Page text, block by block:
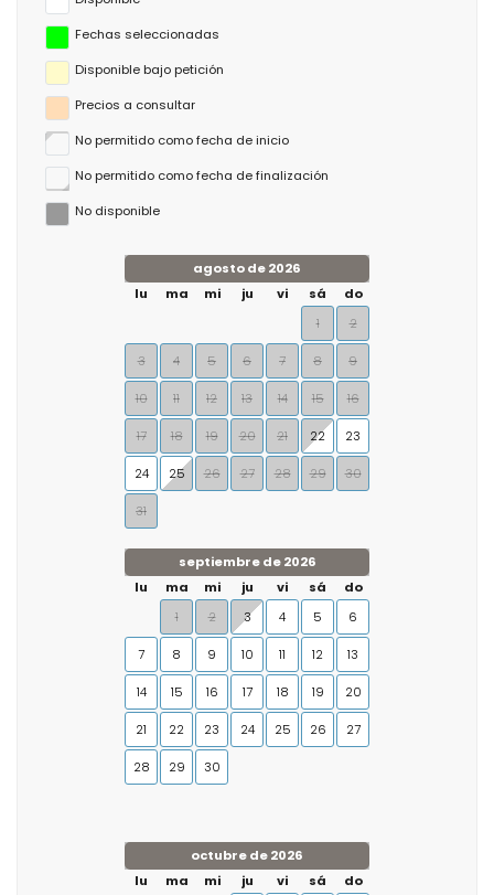
Fechas seleccionadas
Disponible bajo petición
Precios a consultar
No permitido como fecha de inicio
No permitido como fecha de finalización
No disponible
agosto de 2026
lu
ma mi ju vi sá
do
1
2
3 4 5 6 7 8 9
10 11 12 13 14 15 16
17 18 19 20 21 22 23
24 25 26 27 28 29 30
31
septiembre de 2026
lu
ma mi ju vi sá
do
1
2 3 4 5 6
7 8 9 10 11 12 13
14 15 16 17 18 19 20
21 22 23 24 25 26 27
28 29 30
octubre de 2026
lu
ma mi ju vi sá
do